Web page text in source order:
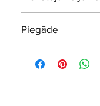
Personīgās
radošajās sadaļās.
Kā dāvana
Piegāde
darba dienu laikā